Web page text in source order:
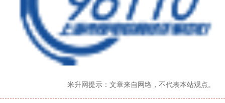
米升网提示：文章来自网络，不代表本站观点。